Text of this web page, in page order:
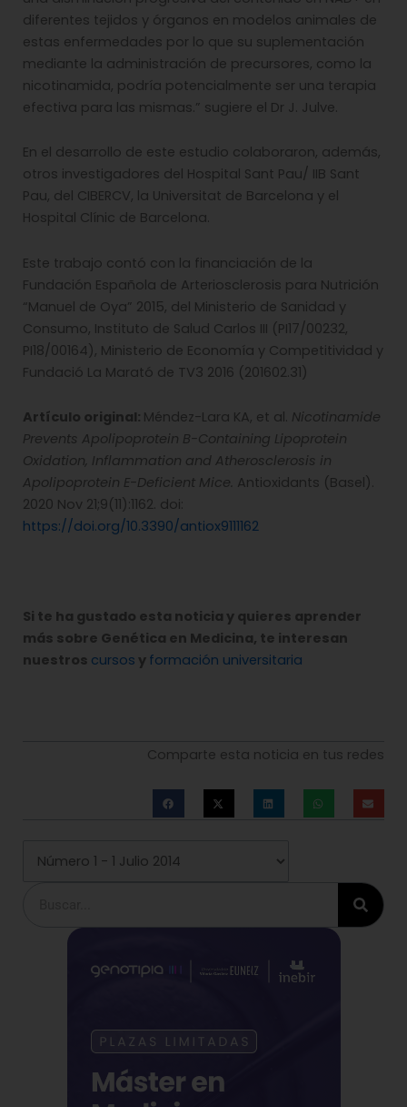
diferentes tejidos y órganos en modelos animales de
estas enfermedades por lo que su suplementación
mediante la administración de precursores, como la
nicotinamida, podría potencialmente ser una terapia
efectiva para las mismas.” sugiere el Dr J. Julve.
En el desarrollo de este estudio colaboraron, además,
otros investigadores del Hospital Sant Pau/ IIB Sant
Pau, del CIBERCV, la Universitat de Barcelona y el
Hospital Clínic de Barcelona.
Este trabajo contó con la financiación de la
Fundación Española de Arteriosclerosis para Nutrición
“Manuel de Oya” 2015, del Ministerio de Sanidad y
Consumo, Instituto de Salud Carlos III (PI17/00232,
PI18/00164), Ministerio de Economía y Competitividad y
Fundació La Marató de TV3 2016 (201602.31)
Artículo original: Méndez-Lara KA, et al. Nicotinamide
Prevents Apolipoprotein B-Containing Lipoprotein
Oxidation, Inflammation and Atherosclerosis in
Apolipoprotein E-Deficient Mice. Antioxidants (Basel).
2020 Nov 21;9(11):1162. doi:
https://doi.org/10.3390/antiox9111162
Si te ha gustado esta noticia y quieres aprender
más sobre Genética en Medicina, te interesan
nuestros cursos y formación universitaria
Comparte esta noticia en tus redes